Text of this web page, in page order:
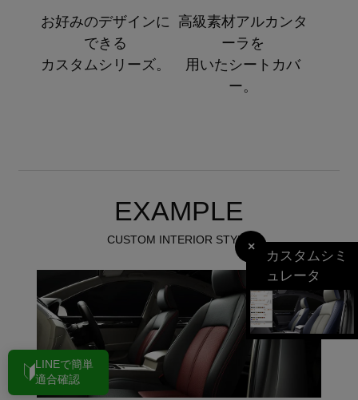
×
カスタムシミ
ュレータ
お好みのデザインに
できる
カスタムシリーズ。
高級素材アルカンタ
ーラを
用いたシートカバ
ー。
EXAMPLE
CUSTOM INTERIOR STYLE
LINEで簡単
適合確認